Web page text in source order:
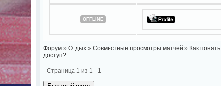
OFFLINE
Форум » Отдых » Совместные просмотры матчей » Как
доступ?
Страница 1 из 1 1